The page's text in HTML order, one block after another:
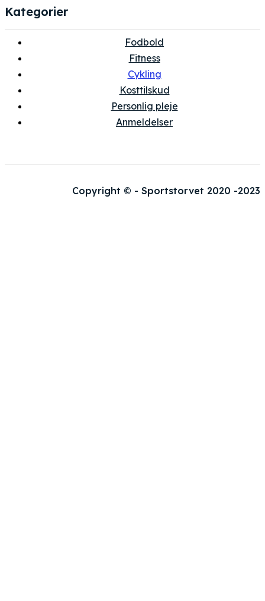
Kategorier
Fodbold
Fitness
Cykling
Kosttilskud
Personlig pleje
Anmeldelser
Copyright © - Sportstorvet 2020 -2023